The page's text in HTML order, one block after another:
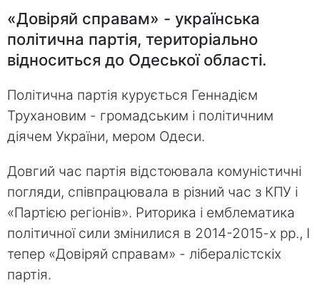
«Довіряй справам» - українська
політична партія, територіально
відноситься до Одеської області.
Політична партія курується Геннадієм
Трухановим - громадським і політичним
діячем України, мером Одеси.
Довгий час партія відстоювала комуністичні
погляди, співпрацювала в різний час з КПУ і
«Партією регіонів». Риторика і емблематика
політичної сили змінилися в 2014-2015-х рр., І
тепер «Довіряй справам» - лібералістскіх
партія.